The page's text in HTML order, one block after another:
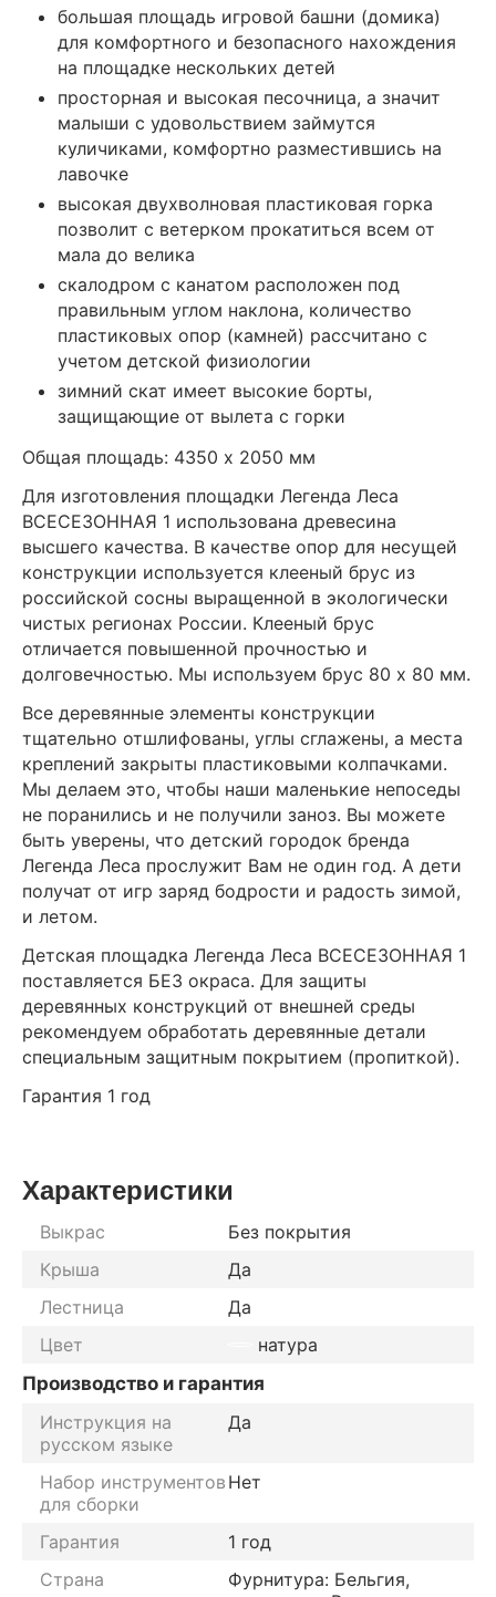
большая площадь игровой башни (домика)
для комфортного и безопасного нахождения
на площадке нескольких детей
просторная и высокая песочница, а значит
малыши с удовольствием займутся
куличиками, комфортно разместившись на
лавочке
высокая двухволновая пластиковая горка
позволит с ветерком прокатиться всем от
мала до велика
скалодром с канатом расположен под
правильным углом наклона, количество
пластиковых опор (камней) рассчитано с
учетом детской физиологии
зимний скат имеет высокие борты,
защищающие от вылета с горки
Общая площадь: 4350 х 2050 мм
Для изготовления площадки Легенда Леса
ВСЕСЕЗОННАЯ 1 использована древесина
высшего качества. В качестве опор для несущей
конструкции используется клееный брус из
российской сосны выращенной в экологически
чистых регионах России. Клееный брус
отличается повышенной прочностью и
долговечностью. Мы используем брус 80 х 80 мм.
Все деревянные элементы конструкции
тщательно отшлифованы, углы сглажены, а места
креплений закрыты пластиковыми колпачками.
Мы делаем это, чтобы наши маленькие непоседы
не поранились и не получили заноз. Вы можете
быть уверены, что детский городок бренда
Легенда Леса прослужит Вам не один год. А дети
получат от игр заряд бодрости и радость зимой,
и летом.
Детская площадка Легенда Леса ВСЕСЕЗОННАЯ 1
поставляется БЕЗ окраса. Для защиты
деревянных конструкций от внешней среды
рекомендуем обработать деревянные детали
специальным защитным покрытием (пропиткой).
Гарантия 1 год
Характеристики
Выкрас
Без покрытия
Крыша
Да
Лестница
Да
Цвет
натура
Производство и гарантия
Инструкция на
русском языке
Да
Набор инструментов
для сборки
Нет
Гарантия
1 год
Страна
Фурнитура: Бельгия,